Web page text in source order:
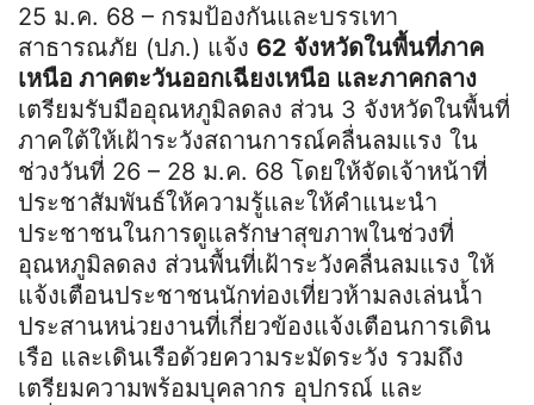
25 ม.ค. 68 – กรมป้องกันและบรรเทา
สาธารณภัย (ปภ.) แจ้ง 62 จังหวัดในพื้นที่ภาค
เหนือ ภาคตะวันออกเฉียงเหนือ และภาคกลาง
เตรียมรับมืออุณหภูมิลดลง ส่วน 3 จังหวัดในพื้นที่
ภาคใต้ให้เฝ้าระวังสถานการณ์คลื่นลมแรง ใน
ช่วงวันที่ 26 – 28 ม.ค. 68 โดยให้จัดเจ้าหน้าที่
ประชาสัมพันธ์ให้ความรู้และให้คำแนะนำ
ประชาชนในการดูแลรักษาสุขภาพในช่วงที่
อุณหภูมิลดลง ส่วนพื้นที่เฝ้าระวังคลื่นลมแรง ให้
แจ้งเตือนประชาชนนักท่องเที่ยวห้ามลงเล่นน้ำ
ประสานหน่วยงานที่เกี่ยวข้องแจ้งเตือนการเดิน
เรือ และเดินเรือด้วยความระมัดระวัง รวมถึง
เตรียมความพร้อมบุคลากร อุปกรณ์ และ